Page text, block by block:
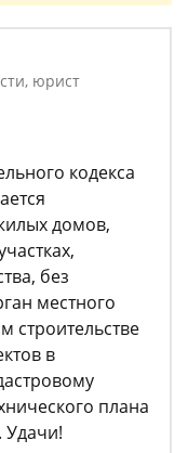
юрист
кодекса
домов,
без
местного
строительстве
в
плана
Удачи!